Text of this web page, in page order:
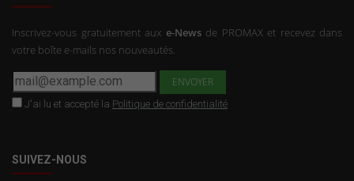
Inscrivez-vous gratuitement aux e-Newsde PROMAX et recevez dans
votre boîte e-mails nos nouveautés.
J'ai lu et accepté la Politique de confidentialité
SUIVEZ-NOUS